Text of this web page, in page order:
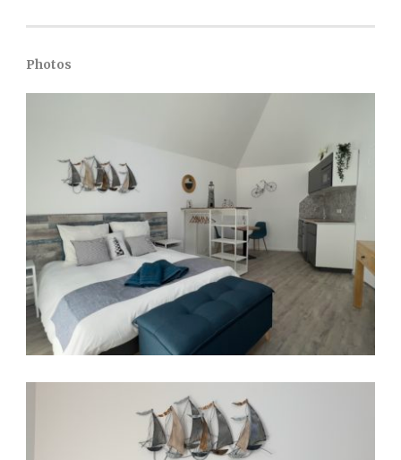
Photos